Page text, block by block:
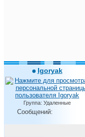
Igoryak
Группа: Удаленные
Сообщений: